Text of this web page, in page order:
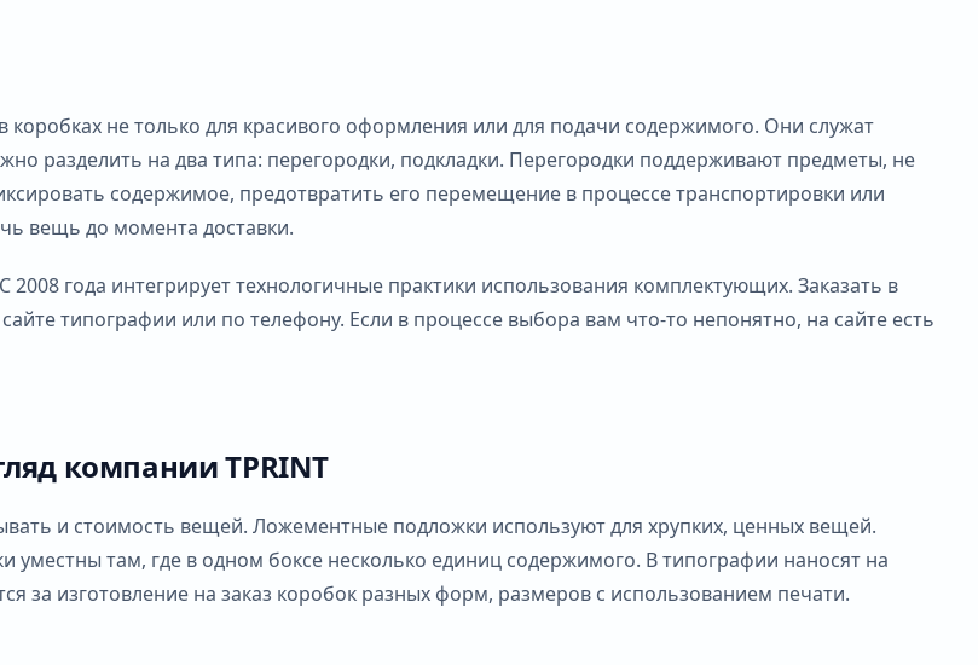
не только для красивого оформления или для подачи содержимого. Они служат
разделить на два типа: перегородки, подкладки. Перегородки поддерживают предметы, не
содержимое, предотвратить его перемещение в процессе транспортировки или
вещь до момента доставки.
года интегрирует технологичные практики использования комплектующих. Заказать в
типографии или по телефону. Если в процессе выбора вам что-то непонятно, на сайте есть
компании TPRINT
и стоимость вещей. Ложементные подложки используют для хрупких, ценных вещей.
там, где в одном боксе несколько единиц содержимого. В типографии наносят на
за изготовление на заказ коробок разных форм, размеров с использованием печати.